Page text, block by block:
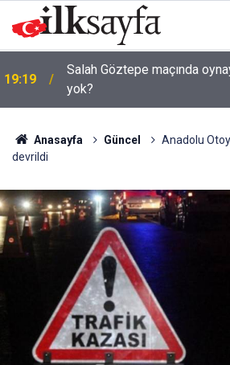
19:19
Salah Göztepe maçında
yok?
Anasayfa Güncel
Anadolu
devrildi